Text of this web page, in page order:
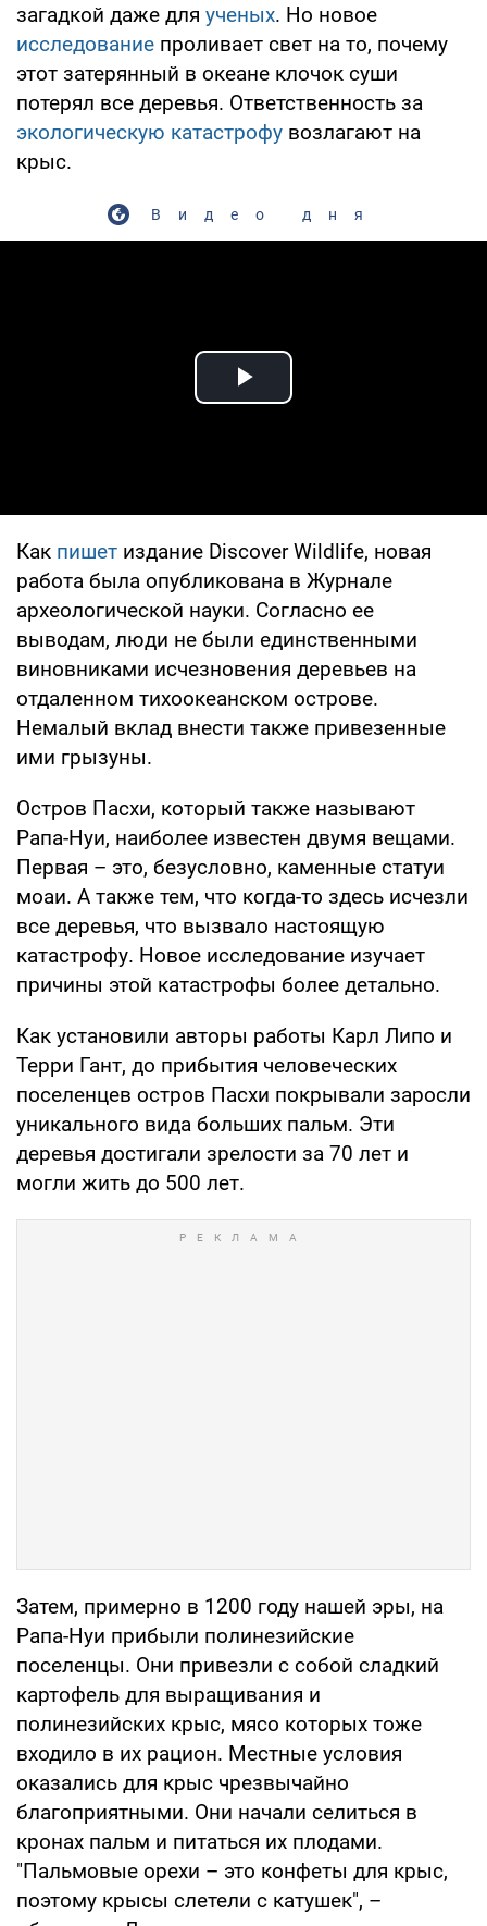
загадкой даже для ученых. Но новое
исследование проливает свет на то, почему
этот затерянный в океане клочок суши
потерял все деревья. Ответственность за
экологическую катастрофу возлагают на
крыс.
Видео дня
Play Video
Как пишет издание Discover Wildlife, новая
работа была опубликована в Журнале
археологической науки. Согласно ее
выводам, люди не были единственными
виновниками исчезновения деревьев на
отдаленном тихоокеанском острове.
Немалый вклад внести также привезенные
ими грызуны.
Остров Пасхи, который также называют
Рапа-Нуи, наиболее известен двумя вещами.
Первая – это, безусловно, каменные статуи
моаи. А также тем, что когда-то здесь исчезли
все деревья, что вызвало настоящую
катастрофу. Новое исследование изучает
причины этой катастрофы более детально.
Как установили авторы работы Карл Липо и
Терри Гант, до прибытия человеческих
поселенцев остров Пасхи покрывали заросли
уникального вида больших пальм. Эти
деревья достигали зрелости за 70 лет и
могли жить до 500 лет.
Затем, примерно в 1200 году нашей эры, на
Рапа-Нуи прибыли полинезийские
поселенцы. Они привезли с собой сладкий
картофель для выращивания и
полинезийских крыс, мясо которых тоже
входило в их рацион. Местные условия
оказались для крыс чрезвычайно
благоприятными. Они начали селиться в
кронах пальм и питаться их плодами.
"Пальмовые орехи – это конфеты для крыс,
поэтому крысы слетели с катушек", –